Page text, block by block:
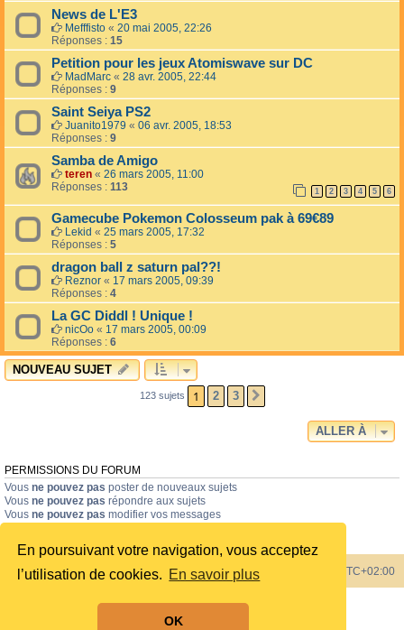
En poursuivant votre navigation, vous acceptez
l’utilisation de cookies. En savoir plus
OK
News de L'E3
Mefffisto « 20 mai 2005, 22:26
Réponses : 15
Petition pour les jeux Atomiswave sur DC
MadMarc « 28 avr. 2005, 22:44
Réponses : 9
Saint Seiya PS2
Juanito1979 « 06 avr. 2005, 18:53
Réponses : 9
Samba de Amigo
teren « 26 mars 2005, 11:00
Réponses : 113 1 2 3 4 5 6
Gamecube Pokemon Colosseum pak à 69€89
Lekid « 25 mars 2005, 17:32
Réponses : 5
dragon ball z saturn pal??!
Reznor « 17 mars 2005, 09:39
Réponses : 4
La GC Diddl ! Unique !
nicOo « 17 mars 2005, 00:09
Réponses : 6
NOUVEAU SUJET
123 sujets 1 2 3
ALLER À
PERMISSIONS DU FORUM
Vous ne pouvez pas poster de nouveaux sujets
Vous ne pouvez pas répondre aux sujets
Vous ne pouvez pas modifier vos messages
Vous
ne pouvez pas joindre des fichiers
Index du forum Heures au format UTC+02:00
Développé parphpBB® Forum Software © phpBB Limited
Style by